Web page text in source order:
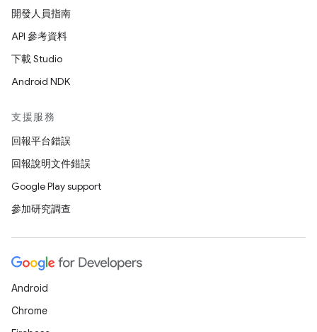
開發人員指南
API 參考資料
下載 Studio
Android NDK
支援服務
回報平台錯誤
回報說明文件錯誤
Google Play support
參加研究調查
Android
Chrome